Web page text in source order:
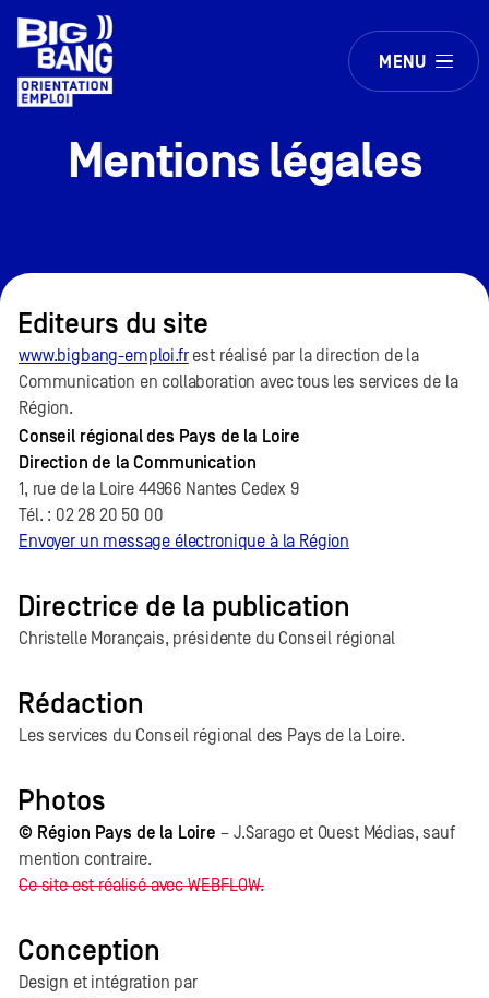
MENU
Mentions légales
Editeurs du site
www.bigbang-emploi.frest réalisé par la direction de la
Communication en collaboration avec tous les services de la
Région.
Conseil régional des Pays de la Loire
Direction de la Communication
1, rue de la Loire 44966 Nantes Cedex 9
Tél. : 02 28 20 50 00
Envoyer un message électronique à la Région
Directrice de la publication
Christelle Morançais, présidente du Conseil régional
Rédaction
Les services du Conseil régional des Pays de la Loire.
Photos
© Région Pays de la Loire – J.Sarago et Ouest Médias, sauf
mention contraire.
Ce site est réalisé avec WEBFLOW.
Conception
Design et intégration par